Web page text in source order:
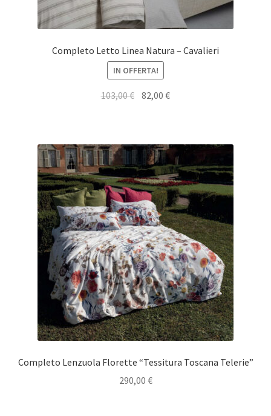
Completo Letto Linea Natura – Cavalieri
IN OFFERTA!
103,00€
103,00 €.
82,00€Il
82,00 €.
Completo Lenzuola Florette “Tessitura Toscana Telerie”
290,00 €